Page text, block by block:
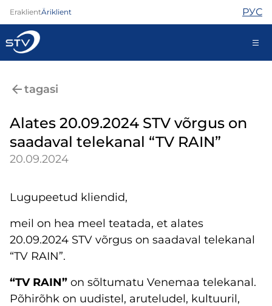
EraklientÄriklient РУС
Internet
Turvateenused
Pood
Kontaktid
Uudised
tagasi
Alates 20.09.2024 STV võrgus on
saadaval telekanal “TV RAIN”
20.09.2024
Lugupeetud kliendid,
meil on hea meel teatada, et alates
20.09.2024 STV võrgus on saadaval telekanal
“TV RAIN”.
“TV RAIN” on sõltumatu Venemaa telekanal.
Põhirõhk on uudistel, aruteludel, kultuuril,